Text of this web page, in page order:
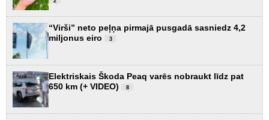
“Virši” neto peļņa pirmajā pusgadā sasniedz 4,2
miljonus eiro
3
Elektriskais Škoda Peaq varēs nobraukt līdz pat
650 km (+ VIDEO)
8